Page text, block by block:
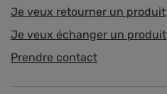
Je veux retourner un produit
Je veux échanger un produit
Prendre contact